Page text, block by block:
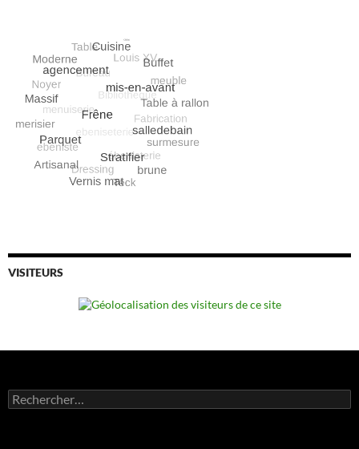
VISITEURS
Rechercher :